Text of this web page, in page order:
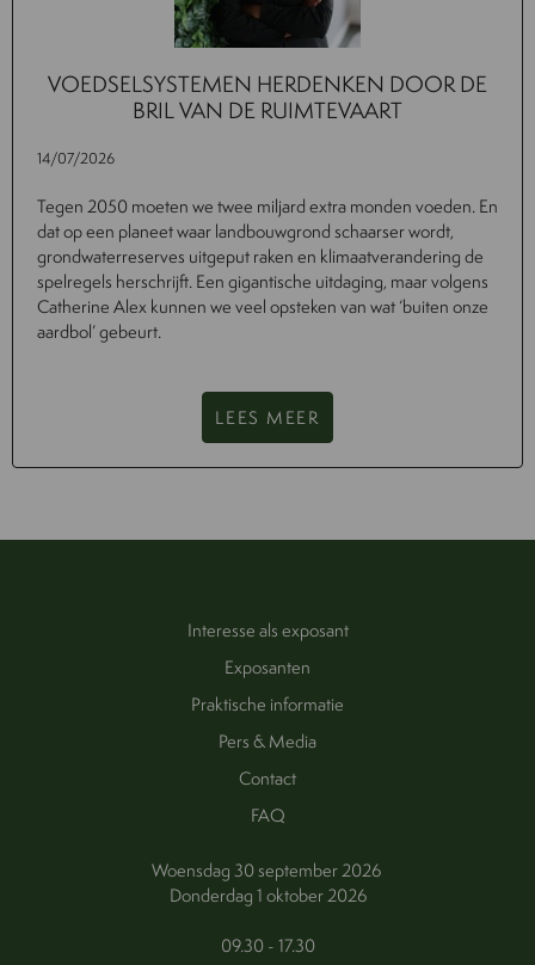
VOEDSELSYSTEMEN HERDENKEN DOOR DE
BRIL VAN DE RUIMTEVAART
14/07/2026
Tegen 2050 moeten we twee miljard extra monden voeden. En
dat op een planeet waar landbouwgrond schaarser wordt,
grondwaterreserves uitgeput raken en klimaatverandering de
spelregels herschrijft. Een gigantische uitdaging, maar volgens
Catherine Alex kunnen we veel opsteken van wat ‘buiten onze
aardbol’ gebeurt.
LEES MEER
Interesse als exposant
Exposanten
Praktische informatie
Pers & Media
Contact
FAQ
Woensdag 30 september 2026
Donderdag 1 oktober 2026
09.30 - 17.30